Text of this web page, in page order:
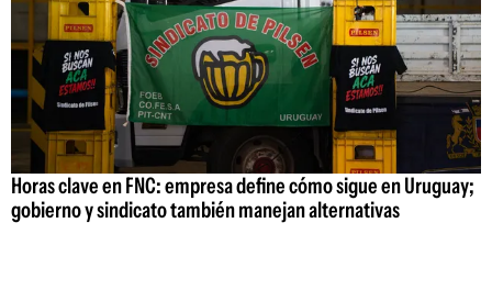
Horas clave en FNC: empresa define cómo sigue en Uruguay;
gobierno y sindicato también manejan alternativas